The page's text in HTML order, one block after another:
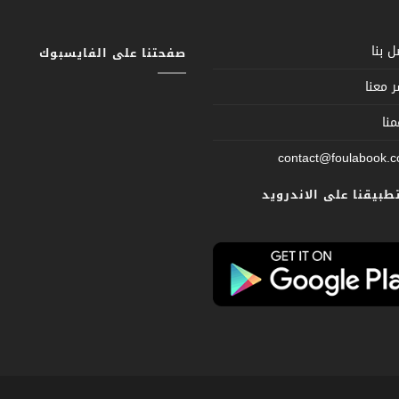
بنا
معنا
على الاندرويد
صفحتنا على الفايسبوك